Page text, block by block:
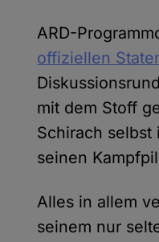
ARD-
offiziellen
mit dem Stoff
Schirach selbst
seinen
Alles in allem
seinem nur